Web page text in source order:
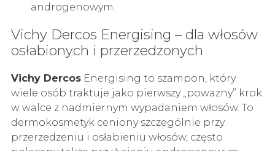
androgenowym.
Vichy Dercos Energising – dla włosów
osłabionych i przerzedzonych
Vichy DercosEnergising to szampon, który
wiele osób traktuje jako pierwszy „poważny” krok
w walce z nadmiernym wypadaniem włosów. To
dermokosmetyk ceniony szczególnie przy
przerzedzeniu i osłabieniu włosów, często